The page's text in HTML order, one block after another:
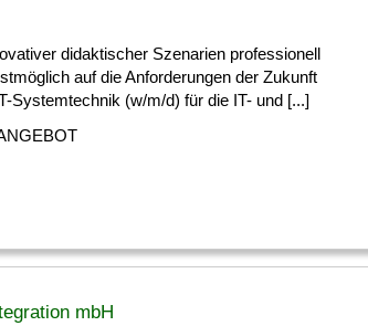
didaktischer Szenarien professionell
auf die Anforderungen der Zukunft
Systemtechnik (w/m/d) für die IT- und [...]
mbH